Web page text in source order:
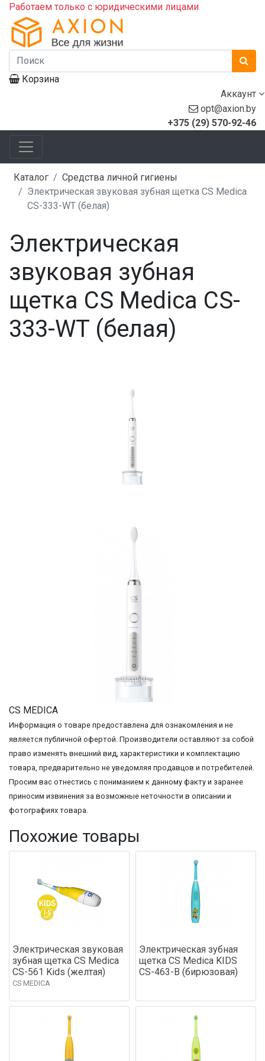
Работаем только с юридическими лицами
Корзина
Аккаунт
opt@axion.by
+375 (29) 570-92-46
Каталог
Средства личной гигиены
Электрическая звуковая зубная щетка CS Medica
CS-333-WT (белая)
Электрическая
звуковая зубная
щетка CS Medica CS-
333-WT (белая)
CS MEDICA
Информация о товаре предоставлена для ознакомления и не
является публичной офертой. Производители оставляют за собой
право изменять внешний вид, характеристики и комплектацию
товара, предварительно не уведомляя продавцов и потребителей.
Просим вас отнестись с пониманием к данному факту и заранее
приносим извинения за возможные неточности в описании и
фотографиях товара.
Похожие товары
Электрическая звуковая
зубная щетка CS Medica
CS-561 Kids (желтая)
CS MEDICA
Электрическая зубная
щетка CS Medica KIDS
CS-463-B (бирюзовая)